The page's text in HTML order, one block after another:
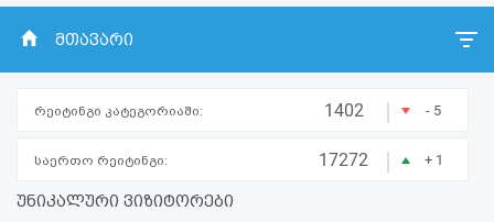
ავტორიზაცია
რეგისტრაცია
პაროლის
აღდგენა
მთავარი
რეიტინგი კატეგორიაში: 1402 | - 5
საერთო რეიტინგი: 17272 | + 1
უნიკალური ვიზიტორები